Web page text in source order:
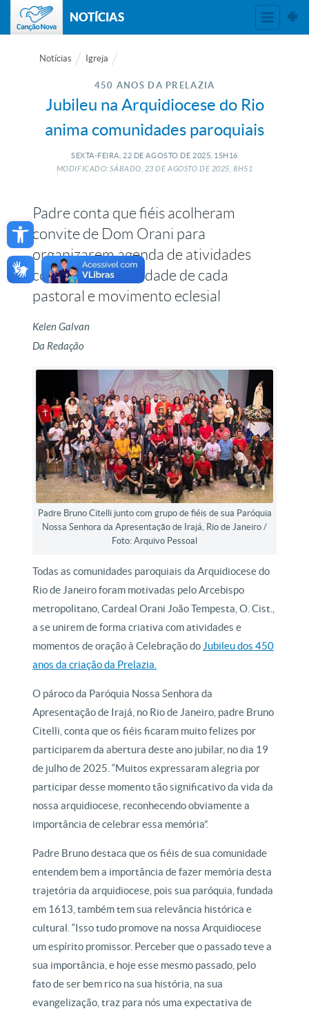
Open toolbar
NOTÍCIAS
Notícias Igreja
450 ANOS DA PRELAZIA
Jubileu na Arquidiocese do Rio
anima comunidades paroquiais
SEXTA-FEIRA, 22 DE AGOSTO DE 2025, 15H16
MODIFICADO: SÁBADO, 23 DEAGOSTO DE 2025, 8H51
Padre conta que fiéis acolheram
convite de Dom Orani para
organizarem agenda de atividades
conforme a identidade de cada
pastoral e movimento eclesial
Kelen Galvan
Da Redação
Padre Bruno Citelli junto com grupo de fiéis de sua Paróquia
Nossa Senhora da Apresentação de Irajá, Rio de Janeiro /
Foto: Arquivo Pessoal
Todas as comunidades paroquiais da Arquidiocese do
Rio de Janeiro foram motivadas pelo Arcebispo
metropolitano, Cardeal Orani João Tempesta, O. Cist.,
a se unirem de forma criativa com atividades e
momentos de oração à Celebração do Jubileu dos 450
anos da criação da Prelazia.
O pároco da Paróquia Nossa Senhora da
Apresentação de Irajá, no Rio de Janeiro, padre Bruno
Citelli, conta que os fiéis ficaram muito felizes por
participarem da abertura deste ano jubilar, no dia 19
de julho de 2025. “Muitos expressaram alegria por
participar desse momento tão significativo da vida da
nossa arquidiocese, reconhecendo obviamente a
importância de celebrar essa memória”.
Padre Bruno destaca que os fiéis de sua comunidade
entendem bem a importância de fazer memória desta
trajetória da arquidiocese, pois sua paróquia, fundada
em 1613, também tem sua relevância histórica e
cultural. “Isso tudo promove na nossa Arquidiocese
um espírito promissor. Perceber que o passado teve a
sua importância, e hoje esse mesmo passado, pelo
fato de ser bem rico na sua história, na sua
evangelização, traz para nós uma expectativa de